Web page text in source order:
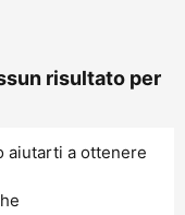
risultato per
aiutarti a ottenere